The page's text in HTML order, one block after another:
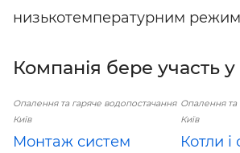
низькотемпературним
Компанія бере участь у
Опалення та гаряче водопостачання
Київ
Монтаж систем
Опалення та
Київ
Котли